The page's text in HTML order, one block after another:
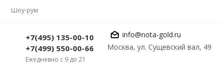
Шоу-рум
+7(495) 135-00-10
+7(499) 550-00-66
Ежедневно с 9 до 21
info@nota-gold.ru
Москва, ул. Сущевский вал, 49